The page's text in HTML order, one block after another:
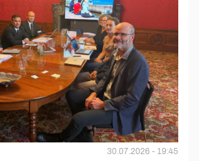
30.07.2026 - 19:45